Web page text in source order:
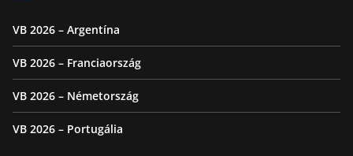
VB 2026 – Argentína
VB 2026 – Franciaország
VB 2026 – Németország
VB 2026 – Portugália